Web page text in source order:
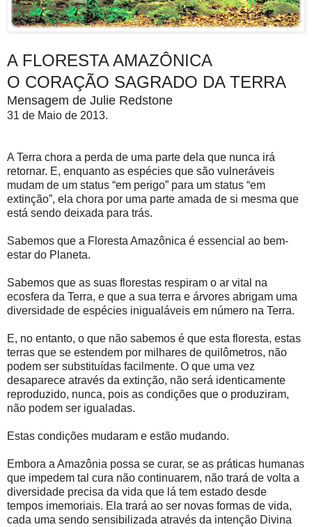
A FLORESTA AMAZÔNICA
O CORAÇÃO SAGRADO DA TERRA
Mensagem de Julie Redstone
31 de Maio de 2013.
A Terra chora a perda de uma parte dela que nunca irá
retornar. E, enquanto as espécies que são vulneráveis
mudam de um status “em perigo” para um status “em
extinção”, ela chora por uma parte amada de si mesma que
está sendo deixada para trás.
Sabemos que a Floresta Amazônica é essencial ao bem-
estar do Planeta.
Sabemos que as suas florestas respiram o ar vital na
ecosfera da Terra, e que a sua terra e árvores abrigam uma
diversidade de espécies inigualáveis em número na Terra.
E, no entanto, o que não sabemos é que esta floresta, estas
terras que se estendem por milhares de quilômetros, não
podem ser substituídas facilmente. O que uma vez
desaparece através da extinção, não será identicamente
reproduzido, nunca, pois as condições que o produziram,
não podem ser igualadas.
Estas condições mudaram e estão mudando.
Embora a Amazônia possa se curar, se as práticas humanas
que impedem tal cura não continuarem, não trará de volta a
diversidade precisa da vida que lá tem estado desde
tempos imemoriais. Ela trará ao ser novas formas de vida,
cada uma sendo sensibilizada através da intenção Divina